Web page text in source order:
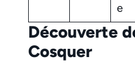
e
Découverte
Cosquer